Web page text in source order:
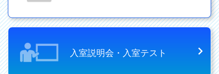
入室説明会・入室テスト